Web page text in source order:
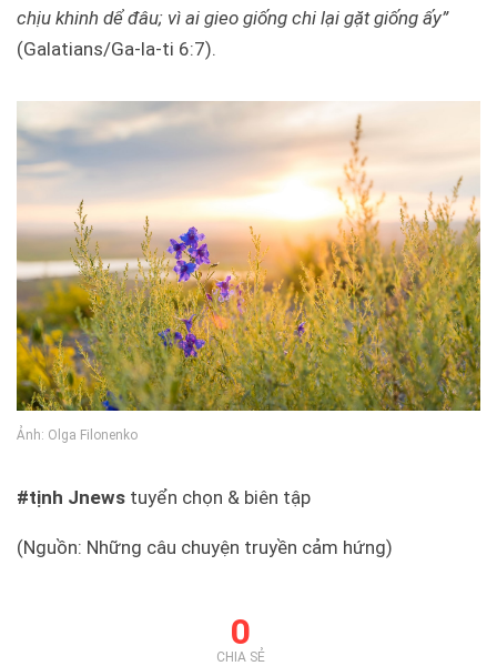
chịu khinh dể đâu; vì ai gieo giống chi lại gặt giống ấy”
(Galatians/Ga-la-ti 6:7).
Ảnh: Olga Filonenko
#tịnh Jnews tuyển chọn & biên tập
(Nguồn: Những câu chuyện truyền cảm hứng)
0
CHIA SẺ